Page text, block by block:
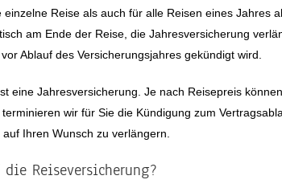
Reise als auch für alle Reisen eines Jahres
am Ende der Reise, die Jahresversicherung
Ablauf des Versicherungsjahres gekündigt wird.
eine Jahresversicherung. Je nach Reisepreis
wir für Sie die Kündigung zum
Ihren Wunsch zu verlängern.
Reiseversicherung?